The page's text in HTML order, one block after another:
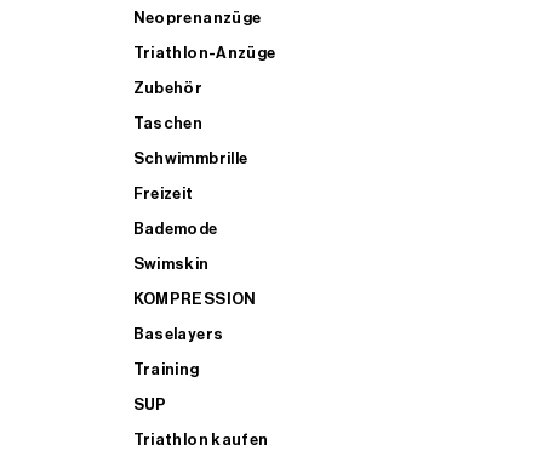
Neoprenanzüge
Triathlon-Anzüge
Zubehör
Taschen
Schwimmbrille
Freizeit
Bademode
Swimskin
KOMPRESSION
Baselayers
Training
SUP
Triathlon kaufen